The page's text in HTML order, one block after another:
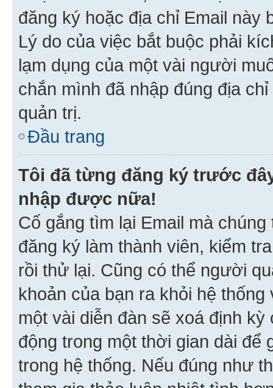
đăng ký hoặc địa chỉ Email này
Lý do của việc bắt buộc phải
lạm dụng của một vài người
chắn mình đã nhập đúng địa
quản trị.
Đầu trang
Tôi đã từng đăng ký trước
nhập được nữa!
Cố gắng tìm lại Email mà
đăng ký làm thành viên, kiểm
rồi thử lại. Cũng có thể người
khoản của bạn ra khỏi hệ
một vài diễn đàn sẽ xoá định
động trong một thời gian dài
trong hệ thống. Nếu đúng như